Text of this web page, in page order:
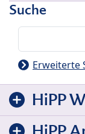
Suche
Erweiterte
HiPP